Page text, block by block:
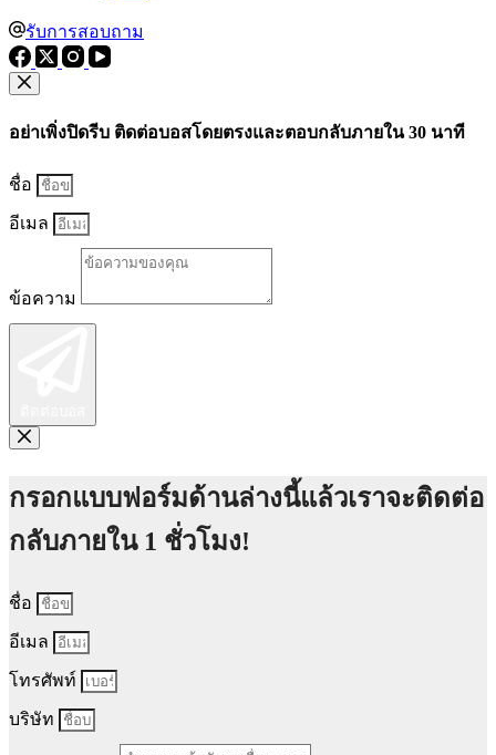
รับการสอบถาม
อย่าเพิ่งปิดรีบ ติดต่อบอสโดยตรงและตอบกลับภายใน 30 นาที
ชื่อ
อีเมล
ข้อความ
กรอกแบบฟอร์มด้านล่างนี้แล้วเราจะติดต่อ
กลับภายใน 1 ชั่วโมง!
ชื่อ
อีเมล
โทรศัพท์
บริษัท